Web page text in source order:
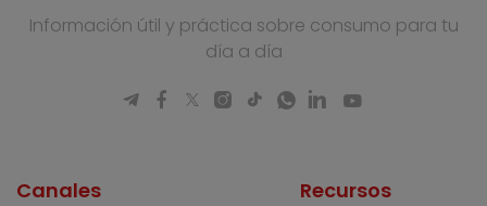
Información útil y práctica sobre consumo para tu
día a día
Canales Recursos